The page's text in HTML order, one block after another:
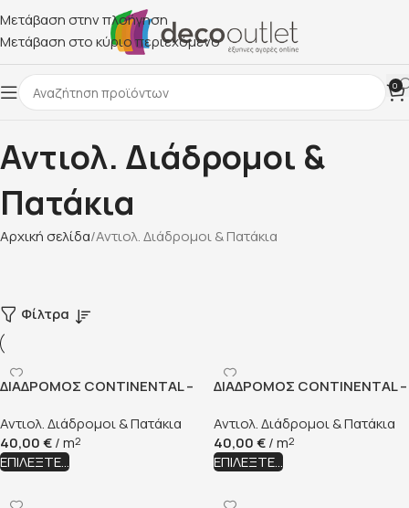
Μετάβαση στην πλοήγηση
Μετάβαση στο κύριο περιεχόμενο
0
Αντιολ. Διάδρομοι &
Πατάκια
Αρχική σελίδα Αντιολ. Διάδρομοι & Πατάκια
Φίλτρα
ΔΙΑΔΡΟΜΟΣ CONTINENTAL –
Αντιολ. Διάδρομοι & Πατάκια
40,00€/ m2
ΕΠΙΛΈΞΤΕ...
ΔΙΑΔΡΟΜΟΣ CONTINENTAL –
Αντιολ. Διάδρομοι & Πατάκια
40,00€/ m2
ΕΠΙΛΈΞΤΕ...